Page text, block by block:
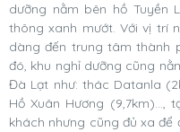
dưỡng nằm bên hồ Tuyền
thông xanh mướt. Với vị trí
dàng đến trung tâm thành
đó, khu nghỉ dưỡng cũng
Đà Lạt như: thác Datanla
Hồ Xuân Hương
khách nhưng cũng đủ xa